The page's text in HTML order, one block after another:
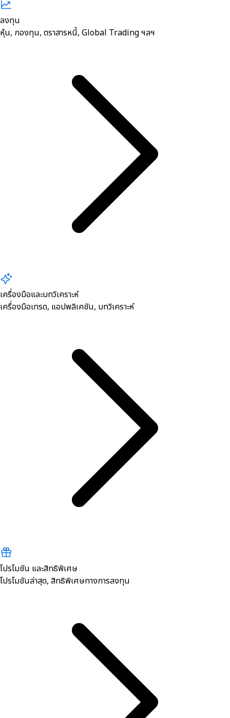
ลงทุน
หุ้น, กองทุน, ตราสารหนี้, Global Trading ฯลฯ
เครื่องมือและบทวิเคราะห์
เครื่องมือเทรด, ​แอปพลิเคชัน, บทวิเคราะห์
โปรโมชัน และสิทธิพิเศษ
โปรโมชันล่าสุด, สิทธิพิเศษทางการลงทุน